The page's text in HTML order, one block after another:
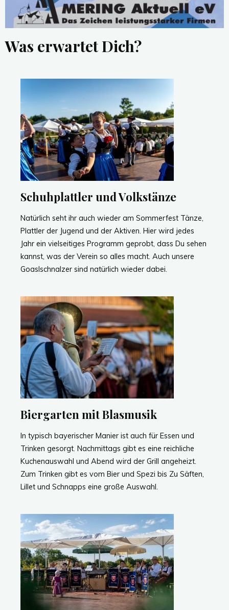
Was erwartet Dich?
Schuhplattler und Volkstänze
Natürlich seht ihr auch wieder am Sommerfest Tänze,
Plattler der Jugend und der Aktiven. Hier wird jedes
Jahr ein vielseitiges Programm geprobt, dass Du sehen
kannst, was der Verein so alles macht. Auch unsere
Goaslschnalzer sind natürlich wieder dabei.
Biergarten mit Blasmusik
In typisch bayerischer Manier ist auch für Essen und
Trinken gesorgt. Nachmittags gibt es eine reichliche
Kuchenauswahl und Abend wird der Grill angeheizt.
Zum Trinken gibt es vom Bier und Spezi bis Zu Säften,
Lillet und Schnapps eine große Auswahl.